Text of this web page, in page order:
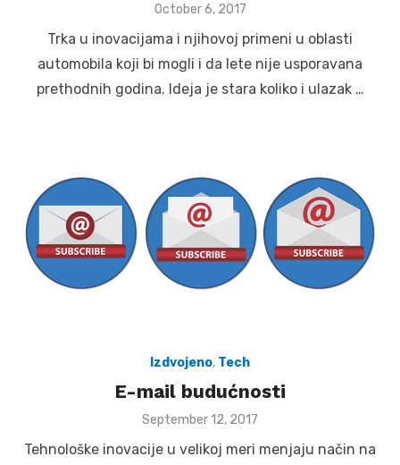
Posted
October 6, 2017
Trka u inovacijama i njihovoj primeni u oblasti
automobila koji bi mogli i da lete nije usporavana
prethodnih godina. Ideja je stara koliko i ulazak …
Izdvojeno, Tech
E-mail budućnosti
Posted
September 12, 2017
Tehnološke inovacije u velikoj meri menjaju način na